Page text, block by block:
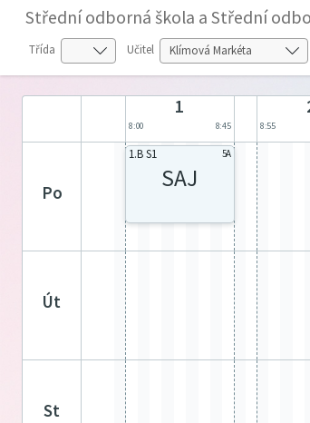
Střední odborná škola a Střední
Třída Učitel
1
8:00 8:45 8:55
po
1.B S1 5A
SAJ
út
st